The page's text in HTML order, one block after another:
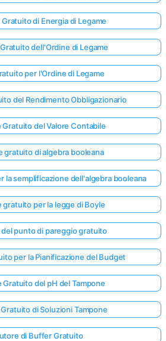
di Energia di Legame
dell'Ordine di Legame
per l'Ordine di Legame
del Rendimento Obbligazionario
Gratuito del Valore Contabile
gratuito di algebra booleana
la semplificazione dell'algebra booleana
gratuito per la legge di Boyle
punto di pareggio gratuito
per la Pianificazione del Budget
Gratuito del pH del Tampone
di Soluzioni Tampone
di Buffer Gratuito